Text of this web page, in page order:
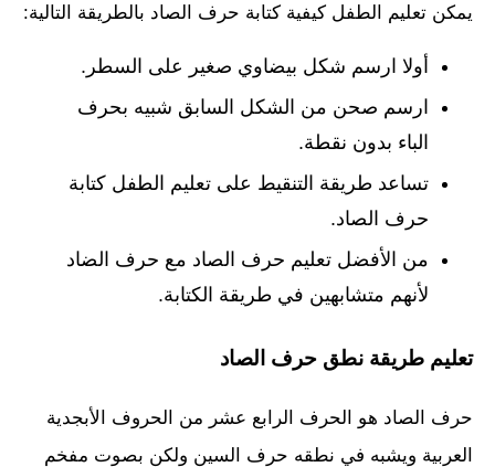
يمكن تعليم الطفل كيفية كتابة حرف الصاد بالطريقة التالية:
أولا ارسم شكل بيضاوي صغير على السطر.
ارسم صحن من الشكل السابق شبيه بحرف
الباء بدون نقطة.
تساعد طريقة التنقيط على تعليم الطفل كتابة
حرف الصاد.
من الأفضل تعليم حرف الصاد مع حرف الضاد
لأنهم متشابهين في طريقة الكتابة.
تعليم طريقة نطق حرف الصاد
حرف الصاد هو الحرف الرابع عشر من الحروف الأبجدية
العربية ويشبه في نطقه حرف السين ولكن بصوت مفخم